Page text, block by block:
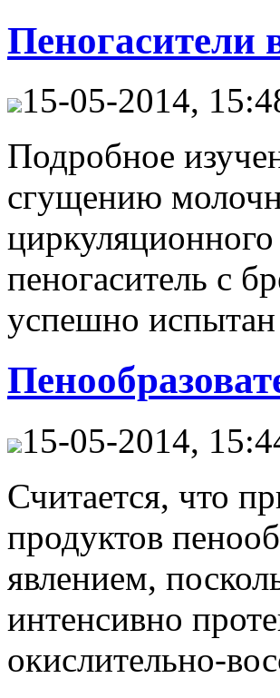
Пеногасители
15-05-2014,
Подробное
сгущению
пеногаситель с
успешно испытан
15-05-2014,
Считается, что
продуктов
явлением,
интенсивно
окислительно-